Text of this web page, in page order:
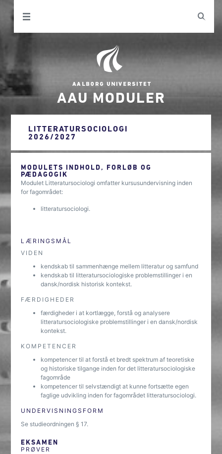
AAU MODULER
LITTERATURSOCIOLOGI
2026/2027
MODULETS INDHOLD, FORLØB OG
PÆDAGOGIK
Modulet Litteratursociologi omfatter kursusundervisning inden
for fagområdet:
litteratursociologi.
LÆRINGSMÅL
VIDEN
kendskab til sammenhænge mellem litteratur og samfund
kendskab til litteratursociologiske problemstillinger i en
dansk/nordisk historisk kontekst.
FÆRDIGHEDER
færdigheder i at kortlægge, forstå og analysere
litteratursociologiske problemstillinger i en dansk/nordisk
kontekst.
KOMPETENCER
kompetencer til at forstå et bredt spektrum af teoretiske
og historiske tilgange inden for det litteratursociologiske
fagområde
kompetencer til selvstændigt at kunne fortsætte egen
faglige udvikling inden for fagområdet litteratursociologi.
UNDERVISNINGSFORM
Se studieordningen § 17.
EKSAMEN
PRØVER